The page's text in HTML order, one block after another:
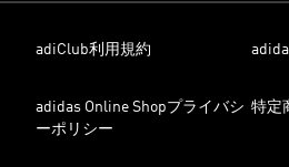
adiClub利用規約
adidas Online Shopプライバシ
ーポリシー
特定